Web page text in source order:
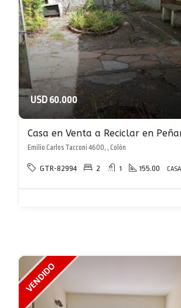
USD 60.000
Casa en Venta a Reciclar en
Emilio Carlos Tacconi 4600, , Colón
GTR-82994 2 1 155.00